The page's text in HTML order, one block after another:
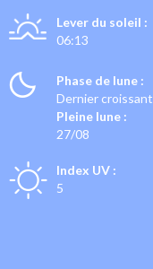
Lever du soleil :
06:13
Phase de lune :
Dernier croissant
Pleine lune :
27/08
Index UV :
5